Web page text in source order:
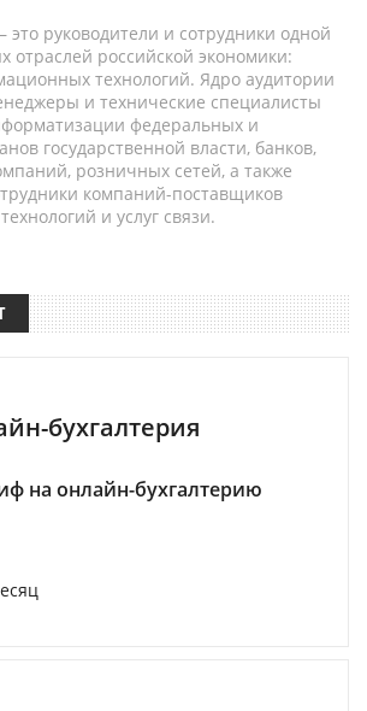
руководители и сотрудники одной
отраслей российской экономики:
технологий. Ядро аудитории
и технические специалисты
федеральных и
государственной власти, банков,
розничных сетей, а также
компаний-поставщиков
и услуг связи.
бухгалтерия
на онлайн-бухгалтерию